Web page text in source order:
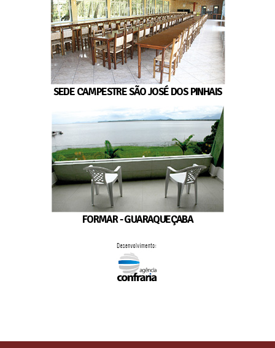
SEDE CAMPESTRE SÃO JOSÉ DOS PINHAIS
FORMAR - GUARAQUEÇABA